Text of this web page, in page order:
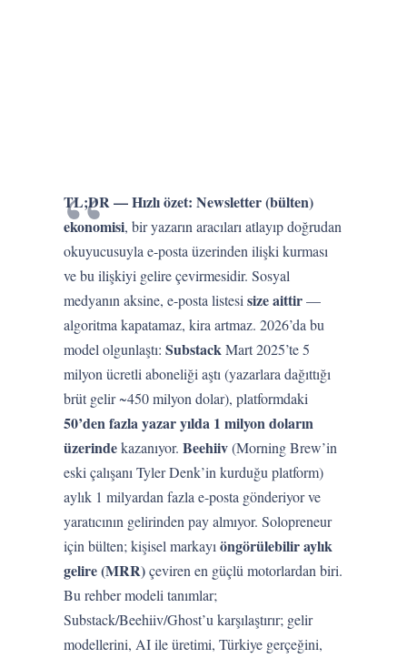
TL;DR — Hızlı özet: Newsletter (bülten)
ekonomisi, bir yazarın aracıları atlayıp doğrudan
okuyucusuyla e-posta üzerinden ilişki kurması
ve bu ilişkiyi gelire çevirmesidir. Sosyal
medyanın aksine, e-posta listesisize aittir—
algoritma kapatamaz, kira artmaz. 2026’da bu
model olgunlaştı:SubstackMart 2025’te 5
milyon ücretli aboneliği aştı (yazarlara dağıttığı
brüt gelir ~450 milyon dolar), platformdaki
50’den fazla yazar yılda 1 milyon doların
üzerindekazanıyor.Beehiiv(Morning Brew’in
eski çalışanı Tyler Denk’in kurduğu platform)
aylık 1 milyardan fazla e-posta gönderiyor ve
yaratıcının gelirinden pay almıyor. Solopreneur
için bülten; kişisel markayıöngörülebilir aylık
gelire (MRR)çeviren en güçlü motorlardan biri.
Bu rehber modeli tanımlar;
Substack/Beehiiv/Ghost’u karşılaştırır; gelir
modellerini, AI ile üretimi, Türkiye gerçeğini,